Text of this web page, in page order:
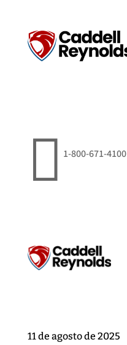
 1-800-671-4100
11 de agosto de 2025